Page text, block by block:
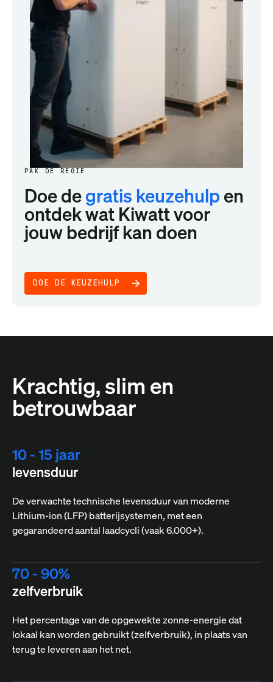
PAK DE REGIE
Doe degratis keuzehulp en
ontdek wat Kiwatt voor
jouw bedrijf kan doen
DOE DE KEUZEHULP
Krachtig, slim en
betrouwbaar
10 - 15 jaar
levensduur
De verwachte technische levensduur van moderne
Lithium-ion (LFP) batterijsystemen, met een
gegarandeerd aantal laadcycli (vaak 6.000+).
70 - 90%
zelfverbruik
Het percentage van de opgewekte zonne-energie dat
lokaal kan worden gebruikt (zelfverbruik), in plaats van
terug te leveren aan het net.